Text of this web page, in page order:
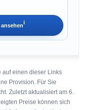
ansehenℹ︎
auf einen dieser Links
Provision. Für Sie
Zuletzt aktualisiert am 6.
Preise können sich